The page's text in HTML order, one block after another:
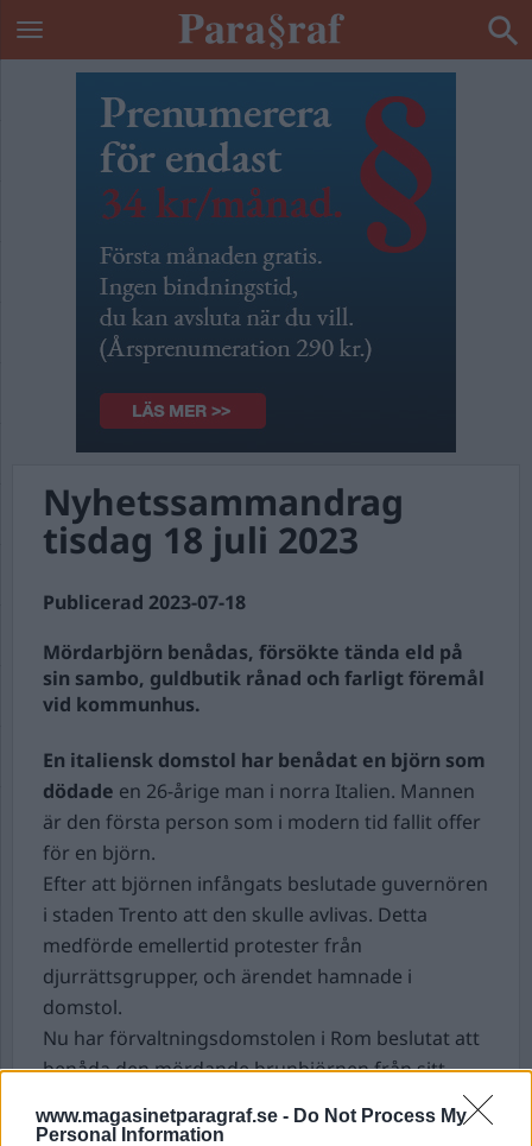
www.magasinetparagraf.se - Do Not Process My
Personal Information
Nyhetssammandrag
tisdag 18 juli 2023
Publicerad 2023-07-18
Mördarbjörn benådas, försökte tända eld på
sin sambo, guldbutik rånad och farligt föremål
vid kommunhus.
En italiensk domstol har benådat en björn som
dödade en 26-årige man i norra Italien. Mannen
är den första person som i modern tid fallit offer
för en björn.
Efter att björnen infångats beslutade guvernören
i staden Trento att den skulle avlivas. Detta
medförde emellertid protester från
djurrättsgrupper, och ärendet hamnade i
domstol.
Nu har förvaltningsdomstolen i Rom beslutat att
benåda den mördande brunbjörnen från sitt
avlivning anses vara ”oproportionerlig med tanke